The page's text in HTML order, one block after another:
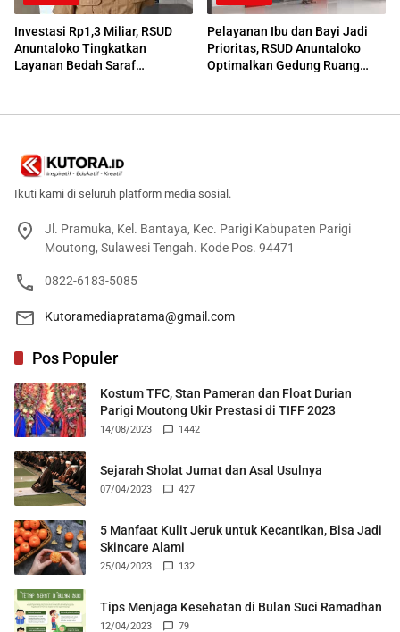
Investasi Rp1,3 Miliar, RSUD
Anuntaloko Tingkatkan
Layanan Bedah Saraf
Pelayanan Ibu dan Bayi Jadi
Prioritas, RSUD Anuntaloko
Optimalkan Gedung Ruang
Ikuti kami di seluruh platform media sosial.
Jl. Pramuka, Kel. Bantaya, Kec. Parigi Kabupaten Parigi
Moutong, Sulawesi Tengah. Kode Pos. 94471
0822-6183-5085
Kutoramediapratama@gmail.com
Pos Populer
Kostum TFC, Stan Pameran dan Float Durian
Parigi Moutong Ukir Prestasi di TIFF 2023
14/08/2023 1442
Sejarah Sholat Jumat dan Asal Usulnya
07/04/2023 427
5 Manfaat Kulit Jeruk untuk Kecantikan, Bisa Jadi
Skincare Alami
25/04/2023 132
Tips Menjaga Kesehatan di Bulan Suci Ramadhan
12/04/2023 79